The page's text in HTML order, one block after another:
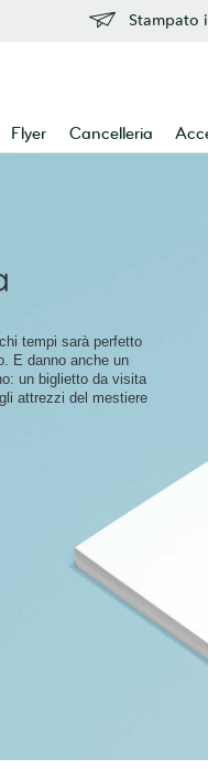
Stampato
Flyer Cancelleria
tempi sarà perfetto
E danno anche un
un biglietto da visita
attrezzi del mestiere